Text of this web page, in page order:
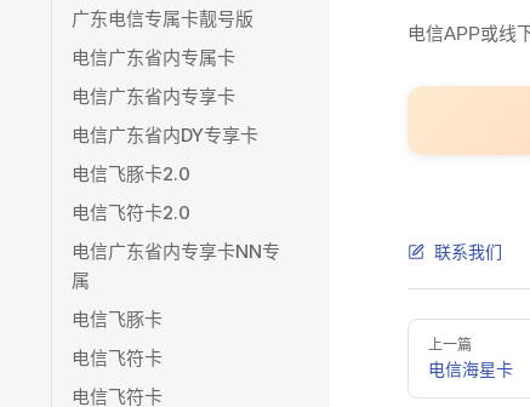
广东电信专属卡靓号版
电信广东省内专属卡
电信广东省内专享卡
电信广东省内DY专享卡
电信飞豚卡2.0
电信飞符卡2.0
电信广东省内专享卡NN专
属
电信飞豚卡
电信飞符卡
电信飞符卡
电信APP或线
联系我们
Pager
上一篇
电信海星卡